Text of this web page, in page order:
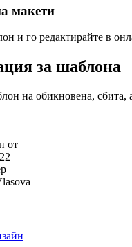
макети
и го редактирайте в
за шаблона
на обикновена, сбита,
от